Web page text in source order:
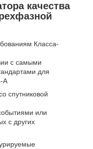
качества
Класса-
с самыми
для
A
спутниковой
или
с других